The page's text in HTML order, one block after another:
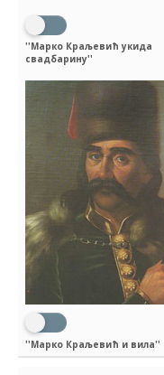
''Марко Краљевић укида
свадбарину''
''Марко Краљевић и вила''